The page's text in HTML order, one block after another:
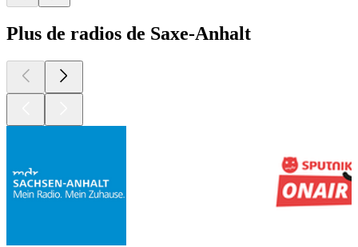
Plus de radios de Saxe-Anhalt